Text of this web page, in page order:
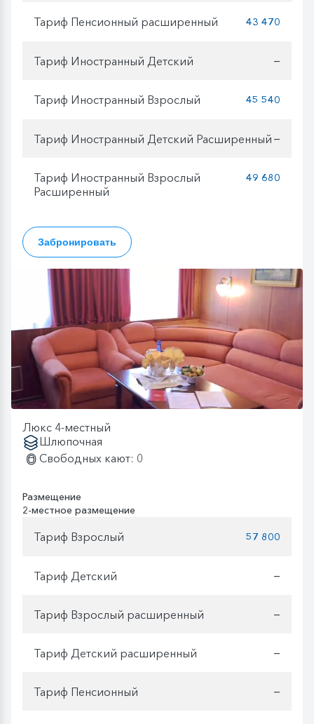
Тариф Пенсионный расширенный 43 470
Тариф Иностранный Детский —
Тариф Иностранный Взрослый 45 540
Тариф Иностранный Детский Расширенный —
Тариф Иностранный Взрослый
Расширенный
49 680
Забронировать
Люкс 4-местный
Шлюпочная
Свободных кают: 0
Размещение
2-местное размещение
Тариф Взрослый 57 800
Тариф Детский —
Тариф Взрослый расширенный —
Тариф Детский расширенный —
Тариф Пенсионный —